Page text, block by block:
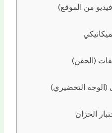
من الموقع)
(الحقن)
(الوجه التحضيري)
الخزان